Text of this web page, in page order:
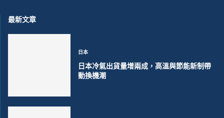
最新文章
日本
日本冷氣出貨量增兩成，高溫與節能新制帶
動換機潮